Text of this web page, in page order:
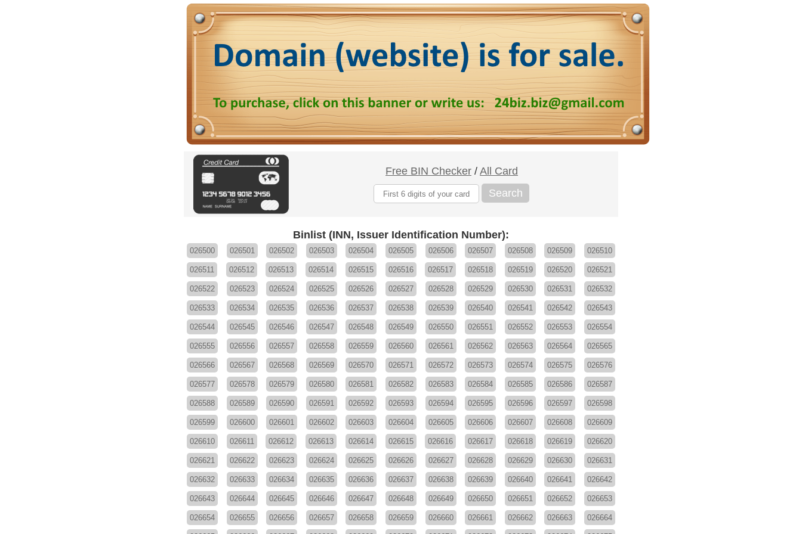
Free BIN Checker / All Card
Search
Binlist (INN, Issuer Identification Number):
026500 026501 026502 026503 026504 026505 026506 026507 026508 026509 026510
026511 026512 026513 026514 026515 026516 026517 026518 026519 026520 026521
026522 026523 026524 026525 026526 026527 026528 026529 026530 026531 026532
026533 026534 026535 026536 026537 026538 026539 026540 026541 026542 026543
026544 026545 026546 026547 026548 026549 026550 026551 026552 026553 026554
026555 026556 026557 026558 026559 026560 026561 026562 026563 026564 026565
026566 026567 026568 026569 026570 026571 026572 026573 026574 026575 026576
026577 026578 026579 026580 026581 026582 026583 026584 026585 026586 026587
026588 026589 026590 026591 026592 026593 026594 026595 026596 026597 026598
026599 026600 026601 026602 026603 026604 026605 026606 026607 026608 026609
026610 026611 026612 026613 026614 026615 026616 026617 026618 026619 026620
026621 026622 026623 026624 026625 026626 026627 026628 026629 026630 026631
026632 026633 026634 026635 026636 026637 026638 026639 026640 026641 026642
026643 026644 026645 026646 026647 026648 026649 026650 026651 026652 026653
026654 026655 026656 026657 026658 026659 026660 026661 026662 026663 026664